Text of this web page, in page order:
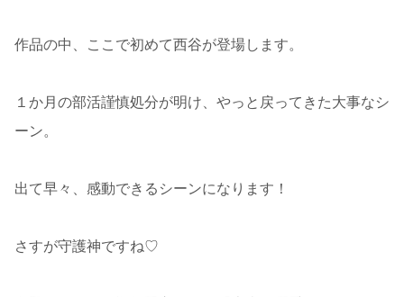
作品の中、ここで初めて西谷が登場します。
１か月の部活謹慎処分が明け、やっと戻ってきた大事なシ
ーン。
出て早々、感動できるシーンになります！
さすが守護神ですね♡